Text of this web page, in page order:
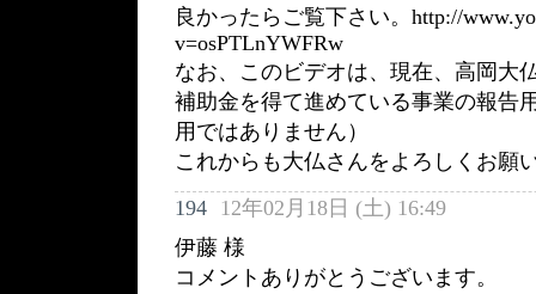
良かったらご覧下さい。http://
v=osPTLnYWFRw
なお、このビデオは、現在、高岡大
補助金を得て進めている事業の報告
用ではありません）
これからも大仏さんをよろしくお願
194
12年02月18日 (土) 16:49
伊藤 様
コメントありがとうございます。